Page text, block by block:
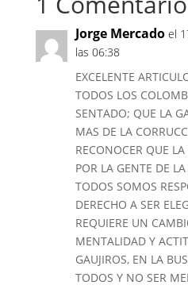
Jorge Mercado el
las 06:38
EXCELENTE
TODOS LOS
SENTADO; QUE LA
MAS DE LA
RECONOCER QUE
POR LA GENTE DE
TODOS SOMOS
DERECHO A SER
REQUIERE UN
MENTALIDAD Y
GAUJIROS, EN LA
TODOS Y NO SER